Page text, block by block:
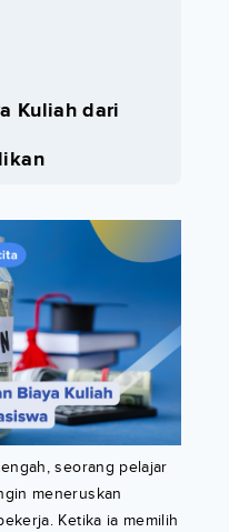
Kuliah dari
seorang pelajar
meneruskan
Ketika ia memilih